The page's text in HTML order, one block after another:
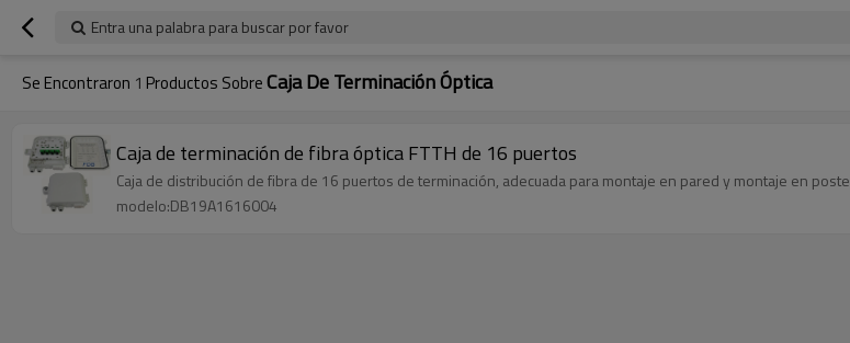
Entra una palabra para buscar por favor
Se Encontraron 1 Productos SobreCaja De Terminación Óptica
Caja de terminación de fibra óptica FTTH de 16 puertos
Caja de distribución de fibra de 16 puertos de terminación, adecuada para montaje en pared y montaje en poste
modelo:DB19A1616004